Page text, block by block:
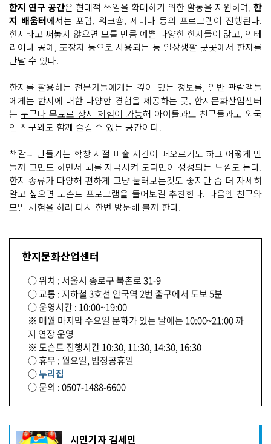
한지 연구 공간은 현대적 쓰임을 확대하기 위한 활동을 지원하며, 한
지 배움터에서는 포럼, 워크숍, 세미나 등의 프로그램이 진행된다.
한지라고 써놓지 않으면 모를 만큼 예쁜 다양한 한지들이 많고, 인테
리어나 공예, 포장지 등으로 사용되는 등 일상생활 곳곳에서 한지를
만날 수 있다.
한지를 활용하는 전문가들에게는 깊이 있는 정보를, 일반 관람객들
에게는 한지에 대한 다양한 경험을 제공하는 곳, 한지문화산업센터
는 누구나 무료로 상시 체험이 가능해 아이들과도 친구들과도 외국
인 친구와도 함께 즐길 수 있는 공간이다.
책갈피 만들기는 학창 시절 미술 시간이 떠오르기도 하고 어떻게 만
들까 고민도 하면서 뇌를 자극시켜 도파민이 생성되는 느낌도 든다.
한지 종류가 다양해 편하게 그냥 둘러보는것도 좋지만 좀 더 자세히
알고 싶으면 도슨트 프로그램을 들어보길 추천한다. 다음엔 친구와
모빌 체험을 하러 다시 한번 방문해 볼까 한다.
한지문화산업센터
○ 위치 : 서울시 종로구 북촌로 31-9
○ 교통 : 지하철 3호선 안국역 2번 출구에서 도보 5분
○ 운영시간 : 10:00~19:00
※ 매월 마지막 수요일 문화가 있는 날에는 10:00~21:00 까
지 연장 운영
※ 도슨트 진행시간 10:30, 11:30, 14:30, 16:30
○ 휴무 : 월요일, 법정공휴일
○누리집
○ 문의 : 0507-1488-6600
기 시민기자 김세민